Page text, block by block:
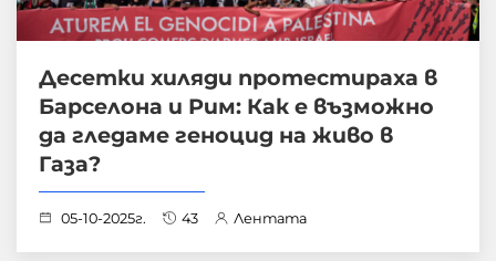
Десетки хиляди протестираха в
Барселона и Рим: Как е възможно
да гледаме геноцид на живо в
Газа?
05-10-2025г. 43 Лентата